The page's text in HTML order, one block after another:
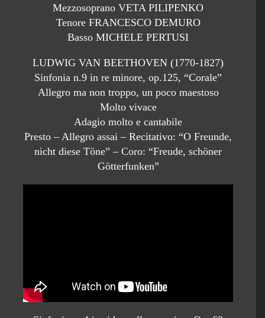
Mezzosoprano VETA PILIPENKO
Tenore FRANCESCO DEMURO
Basso MICHELE PERTUSI
LUDWIG VAN BEETHOVEN (1770-1827)
Sinfonia n.9 in re minore, op.125, “Corale”
Allegro ma non troppo, un poco maestoso
Molto vivace
Adagio molto e cantabile
Presto – Allegro assai – Recitativo: “O Freunde,
nicht diese Töne” – Coro: “Freude, schöner
Götterfunken”